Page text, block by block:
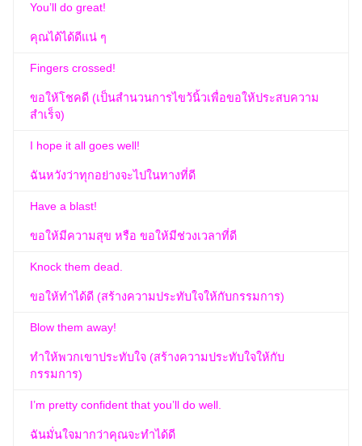
You’ll do great!
คุณได้ได้ดีแน่ ๆ
Fingers crossed!
ขอให้โชคดี (เป็นสำนวนการไขว้นิ้วเพื่อขอให้ประสบความ
สำเร็จ)
I hope it all goes well!
ฉันหวังว่าทุกอย่างจะไปในทางที่ดี
Have a blast!
ขอให้มีความสุข หรือ ขอให้มีช่วงเวลาที่ดี
Knock them dead.
ขอให้ทำได้ดี (สร้างความประทับใจให้กับกรรมการ)
Blow them away!
ทำให้พวกเขาประทับใจ (สร้างความประทับใจให้กับ
กรรมการ)
I’m pretty confident that you’ll do well.
ฉันมั่นใจมากว่าคุณจะทำได้ดี